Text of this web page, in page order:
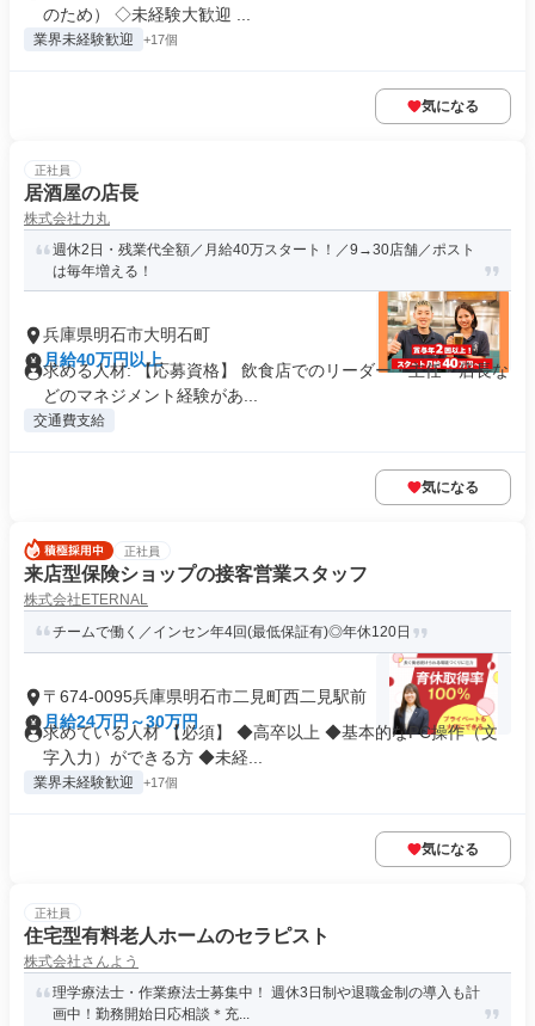
のため） ◇未経験大歓迎 ...
業界未経験歓迎 +17個
気になる
正社員
居酒屋の店長
株式会社力丸
週休2日・残業代全額／月給40万スタート！／9→30店舗／ポスト
は毎年増える！
兵庫県明石市大明石町
月給40万円以上
求める人材: 【応募資格】 飲食店でのリーダー・主任・店長な
どのマネジメント経験があ...
交通費支給
気になる
正社員
来店型保険ショップの接客営業スタッフ
株式会社ETERNAL
チームで働く／インセン年4回(最低保証有)◎年休120日
〒674-0095兵庫県明石市二見町西二見駅前
月給24万円～30万円
求めている人材 【必須】 ◆高卒以上 ◆基本的なPC操作（文
字入力）ができる方 ◆未経...
業界未経験歓迎 +17個
気になる
正社員
住宅型有料老人ホームのセラピスト
株式会社さんよう
理学療法士・作業療法士募集中！ 週休3日制や退職金制の導入も計
画中！勤務開始日応相談＊充...